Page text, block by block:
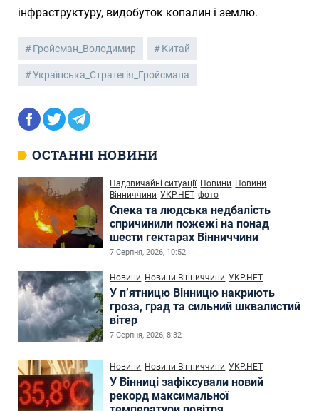
інфраструктуру, видобуток копалин і землю.
Гройсман_Володимир Китай
Українська_Стратегія_Гройсмана
ОСТАННІ НОВИНИ
Надзвичайні ситуації Новини Новини
Вінниччини УКР.НЕТ фото
Спека та людська недбалість
спричинили пожежі на понад
шести гектарах Вінниччини
7 Серпня, 2026, 10:52
Новини Новини Вінниччини УКР.НЕТ
У п’ятницю Вінницю накриють
гроза, град та сильний шквалистий
вітер
7 Серпня, 2026, 8:32
Новини Новини Вінниччини УКР.НЕТ
У Вінниці зафіксували новий
рекорд максимальної